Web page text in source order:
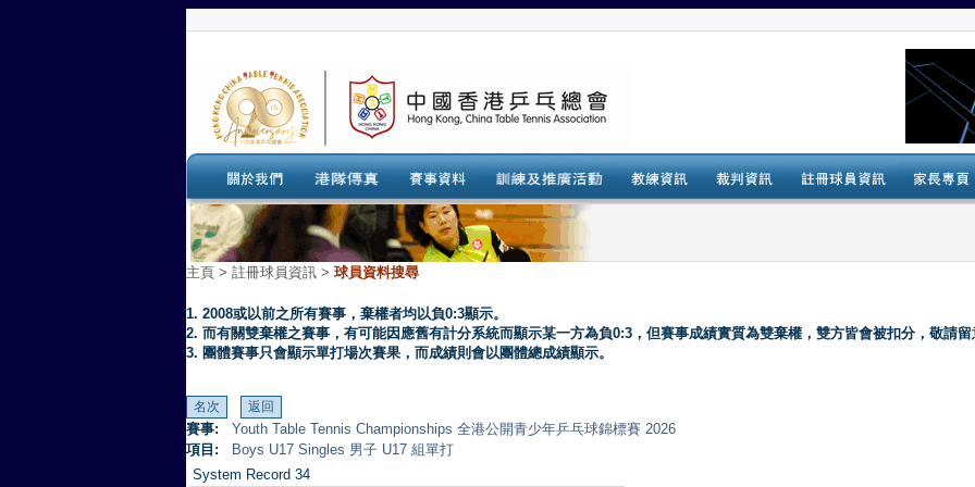
主頁 > 註冊球員資訊 > 球員資料搜尋
1. 2008或以前之所有賽事，棄權者均以負0:3顯示。
2. 而有關雙棄權之賽事，有可能因應舊有計分系統而顯示某一方為負0:3，但賽事成績實質為雙棄權，雙方皆會被扣分，敬請留
3. 團體賽事只會顯示單打場次賽果，而成績則會以團體總成績顯示。
賽事:
Youth Table Tennis Championships 全港公開青少年乒乓球錦標賽 2026
項目:
Boys U17 Singles 男子 U17 組單打
System Record 34